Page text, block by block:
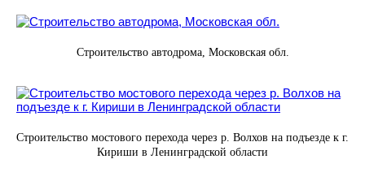
Строительство автодрома, Московская обл.
Строительство мостового перехода через р. Волхов на подъезде к г.
Кириши в Ленинградской области